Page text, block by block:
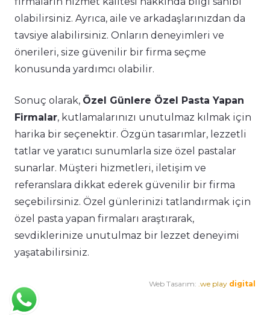
olabilirsiniz. Ayrıca, aile ve arkadaşlarınızdan da
tavsiye alabilirsiniz. Onların deneyimleri ve
önerileri, size güvenilir bir firma seçme
konusunda yardımcı olabilir.
Sonuç olarak, Özel Günlere Özel Pasta Yapan
Firmalar, kutlamalarınızı unutulmaz kılmak için
harika bir seçenektir. Özgün tasarımlar, lezzetli
tatlar ve yaratıcı sunumlarla size özel pastalar
sunarlar. Müşteri hizmetleri, iletişim ve
referanslara dikkat ederek güvenilir bir firma
seçebilirsiniz. Özel günlerinizi tatlandırmak için
özel pasta yapan firmaları araştırarak,
sevdiklerinize unutulmaz bir lezzet deneyimi
yaşatabilirsiniz.
Web Tasarım: .we play digital
Premium Cafe